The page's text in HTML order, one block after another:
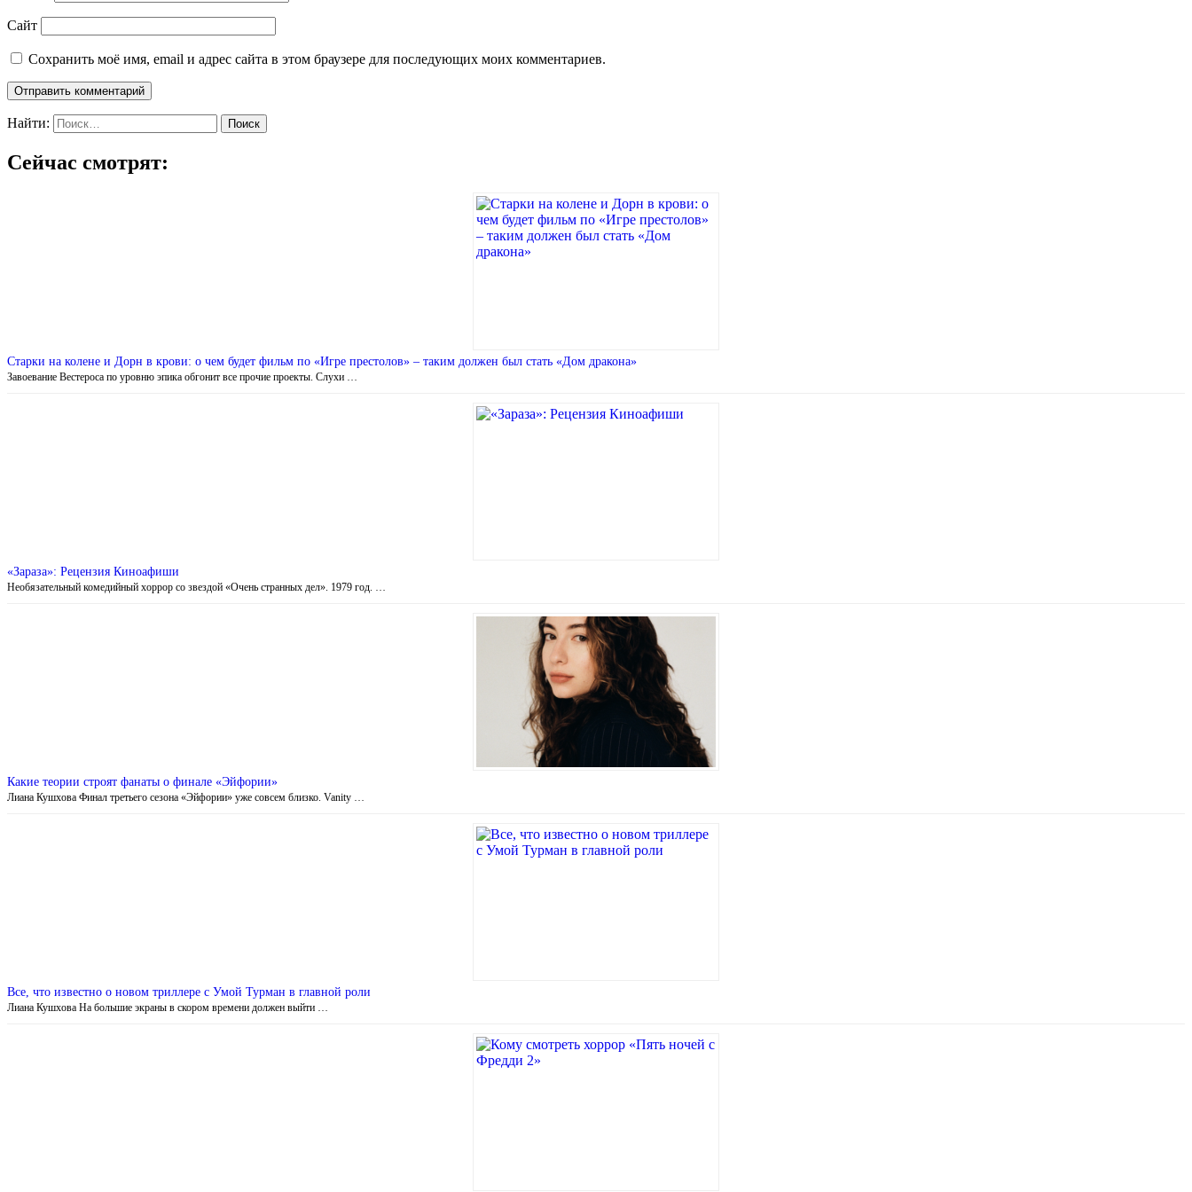
Сайт
Сохранить моё имя, email и адрес сайта в этом браузере для последующих моих комментариев.
Найти:
Сейчас смотрят:
Старки на колене и Дорн в крови: о чем будет фильм по «Игре престолов» – таким должен был стать «Дом дракона»
Завоевание Вестероса по уровню эпика обгонит все прочие проекты. Слухи …
«Зараза»: Рецензия Киноафиши
Необязательный комедийный хоррор со звездой «Очень странных дел». 1979 год. …
Какие теории строят фанаты о финале «Эйфории»
Лиана Кушхова Финал третьего сезона «Эйфории» уже совсем близко. Vanity …
Все, что известно о новом триллере с Умой Турман в главной роли
Лиана Кушхова На большие экраны в скором времени должен выйти …